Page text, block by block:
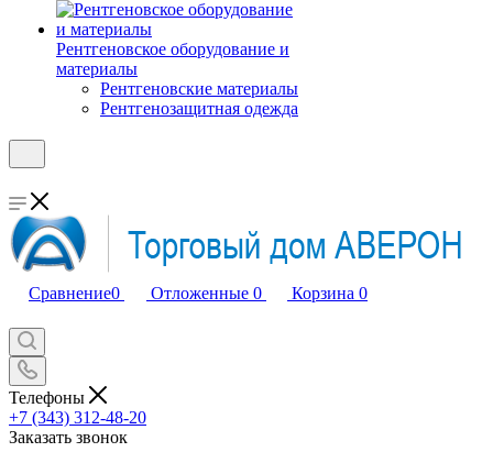
Рентгеновское оборудование и
материалы
Рентгеновские материалы
Рентгенозащитная одежда
Сравнение0 Отложенные 0 Корзина 0
Телефоны
+7 (343) 312-48-20
Заказать звонок